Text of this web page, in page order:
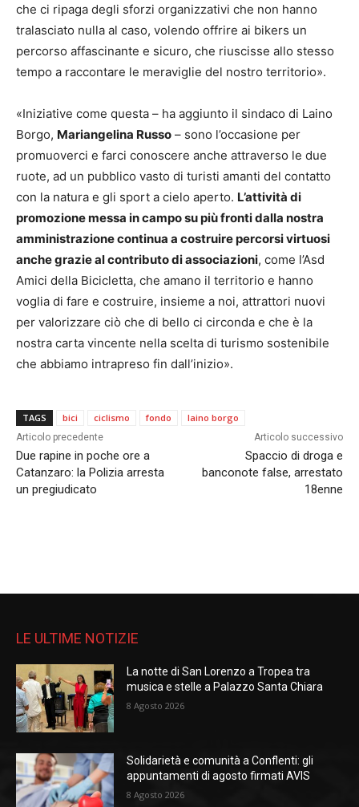
che ci ripaga degli sforzi organizzativi che non hanno
tralasciato nulla al caso, volendo offrire ai bikers un
percorso affascinante e sicuro, che riuscisse allo stesso
tempo a raccontare le meraviglie del nostro territorio».
«Iniziative come questa – ha aggiunto il sindaco di Laino
Borgo, Mariangelina Russo – sono l’occasione per
promuoverci e farci conoscere anche attraverso le due
ruote, ad un pubblico vasto di turisti amanti del contatto
con la natura e gli sport a cielo aperto. L’attività di
promozione messa in campo su più fronti dalla nostra
amministrazione continua a costruire percorsi virtuosi
anche grazie al contributo di associazioni, come l’Asd
Amici della Bicicletta, che amano il territorio e hanno
voglia di fare e costruire, insieme a noi, attrattori nuovi
per valorizzare ciò che di bello ci circonda e che è la
nostra carta vincente nella scelta di turismo sostenibile
che abbiamo intrapreso fin dall’inizio».
TAGS bici ciclismo fondo laino borgo
Articolo precedente
Due rapine in poche ore a
Catanzaro: la Polizia arresta
un pregiudicato
Articolo successivo
Spaccio di droga e
banconote false, arrestato
18enne
LE ULTIME NOTIZIE
La notte di San Lorenzo a Tropea tra
musica e stelle a Palazzo Santa Chiara
8 Agosto 2026
Solidarietà e comunità a Conflenti: gli
appuntamenti di agosto firmati AVIS
8 Agosto 2026